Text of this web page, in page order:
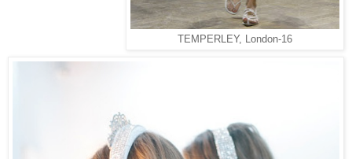
TEMPERLEY, London-16